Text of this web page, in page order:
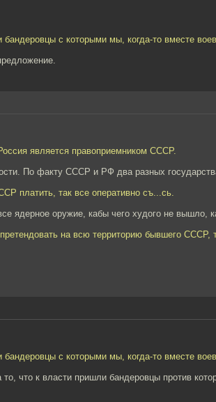
с которыми мы, когда-то вместе
является правоприемником СССР.
По факту СССР и РФ два разных
платить, так все оперативно съ...сь.
ядерное оружие, кабы чего худого не вышло,
на всю территорию бывшего СССР,
с которыми мы, когда-то вместе
то, что к власти пришли бандеровцы против